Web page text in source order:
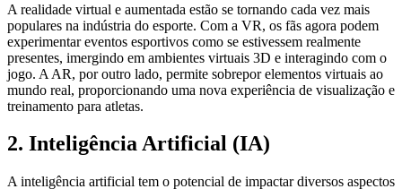
A realidade virtual e aumentada estão se tornando cada vez mais
populares na indústria do esporte. Com a VR, os fãs agora podem
experimentar eventos esportivos como se estivessem realmente
presentes, imergindo em ambientes virtuais 3D e interagindo com o
jogo. A AR, por outro lado, permite sobrepor elementos virtuais ao
mundo real, proporcionando uma nova experiência de visualização e
treinamento para atletas.
2. Inteligência Artificial (IA)
A inteligência artificial tem o potencial de impactar diversos aspectos